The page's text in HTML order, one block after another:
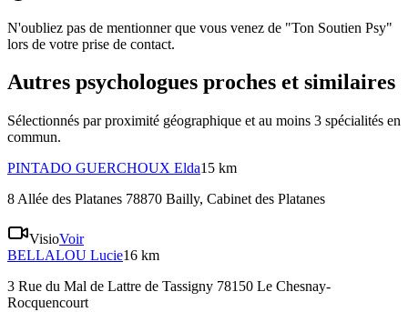
N'oubliez pas de mentionner que vous venez de "Ton Soutien Psy"
lors de votre prise de contact.
Autres psychologues proches et similaires
Sélectionnés par proximité géographique et au moins 3 spécialités en
commun.
PINTADO GUERCHOUX Elda15 km
8 Allée des Platanes 78870 Bailly, Cabinet des Platanes
VisioVoir
BELLALOU Lucie16 km
3 Rue du Mal de Lattre de Tassigny 78150 Le Chesnay-
Rocquencourt